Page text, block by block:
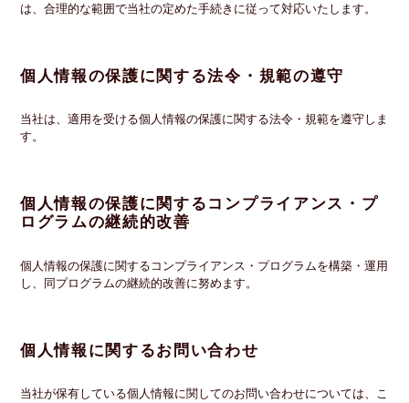
は、合理的な範囲で当社の定めた手続きに従って対応いたします。
個人情報の保護に関する法令・規範の遵守
当社は、適用を受ける個人情報の保護に関する法令・規範を遵守しま
す。
個人情報の保護に関するコンプライアンス・プ
ログラムの継続的改善
個人情報の保護に関するコンプライアンス・プログラムを構築・運用
し、同プログラムの継続的改善に努めます。
個人情報に関するお問い合わせ
当社が保有している個人情報に関してのお問い合わせについては、こ